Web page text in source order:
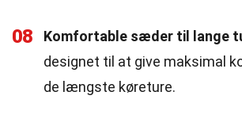
08 Komfortable sæder til lange
designet til at give maksimal
de længste køreture.